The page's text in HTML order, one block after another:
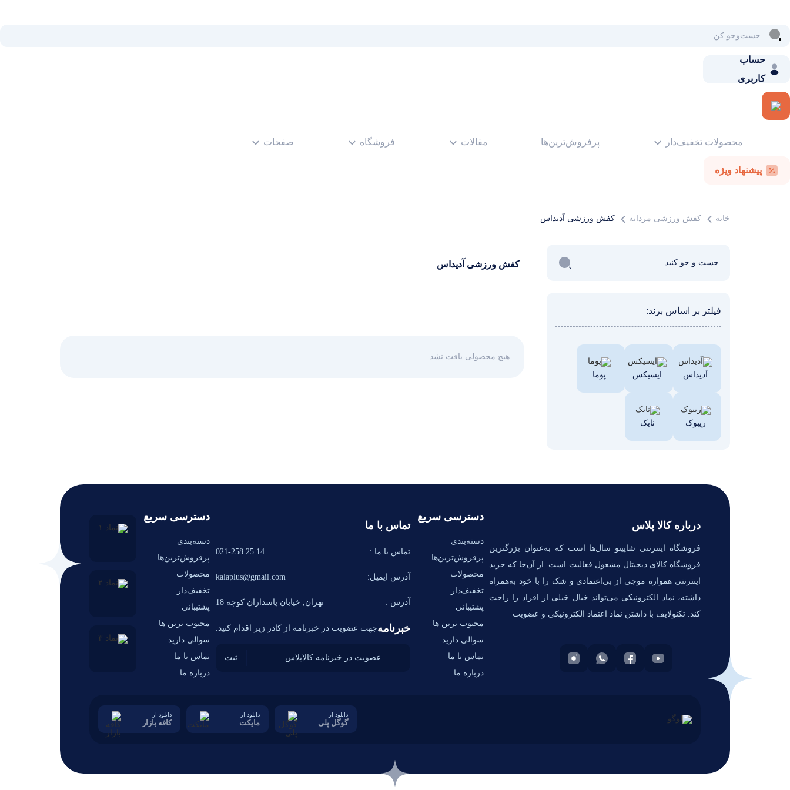
حساب
کاربری
محصولات تخفیف‌دار پرفروش‌ترین‌ها مقالات فروشگاه صفحات
پیشنهاد ویژه
خانه کفش ورزشی مردانه کفش ورزشی آدیداس
فیلتر بر اساس برند:
آدیداس ایسیکس پوما
ریبوک نایک
کفش ورزشی آدیداس
هیچ محصولی یافت نشد.
درباره کالا پلاس
فروشگاه اینترنتی شاپینو سال‌ها است که به‌عنوان بزرگترین
فروشگاه کالای دیجیتال مشغول فعالیت است. از آن‌جا که خرید
اینترنتی همواره موجی از بی‌اعتمادی و شک را با خود به‌همراه
داشته، نماد الکترونیکی می‌تواند خیال خیلی از افراد را راحت
کند. تکنولایف با داشتن نماد اعتماد الکترونیکی و عضویت
دسترسی سریع
دسته‌بندی
پرفروش‌ترین‌ها
محصولات
تخفیف‌دار
پشتیبانی
محبوب ترین ها
سوالی دارید
تماس با ما
درباره ما
تماس با ما
تماس با ما : 14 25 021-258
آدرس ایمیل: kalaplus@gmail.com
آدرس : تهران, خیابان پاسداران کوچه 18
خبرنامهجهت عضویت در خبرنامه از کادر زیر اقدام کنید.
دسترسی سریع
دسته‌بندی
پرفروش‌ترین‌ها
محصولات
تخفیف‌دار
پشتیبانی
محبوب ترین ها
سوالی دارید
تماس با ما
درباره ما
دانلود از
گوگل پلی
دانلود از
مایکت
دانلود از
کافه بازار